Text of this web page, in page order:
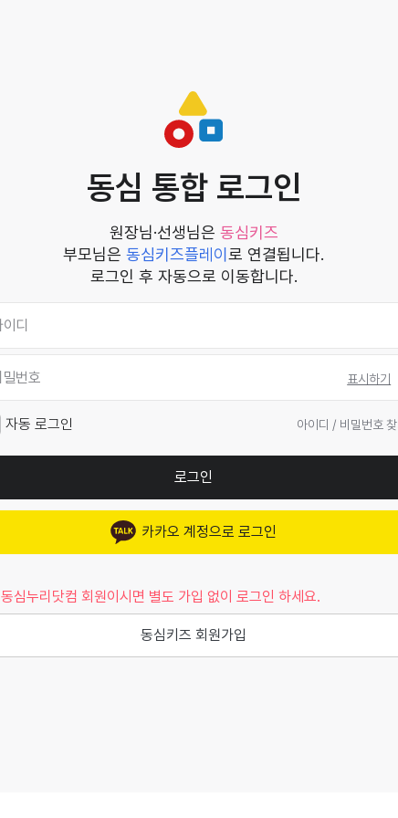
동심 통합 로그인
원장님·선생님은 동심키즈
부모님은 동심키즈플레이 로 연결됩니다.
로그인 후 자동으로 이동합니다.
표시하기
자동 로그인 아이디 / 비밀번호
로그인
카카오 계정으로 로그인
동심누리닷컴 회원이시면 별도 가입 없이 로그인 하세요.
동심키즈 회원가입